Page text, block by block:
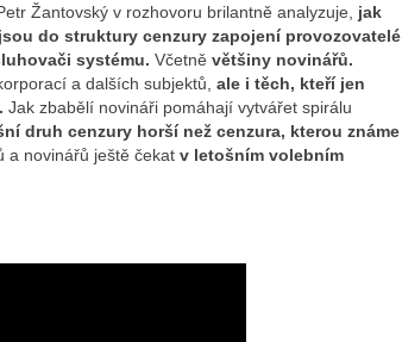
Žantovský v rozhovoru brilantně analyzuje, jak
do struktury cenzury zapojení provozovatelé
systému. Včetně většiny novinářů.
a dalších subjektů, ale i těch, kteří jen
Jak zbabělí novináři pomáhají vytvářet spirálu
druh cenzury horší než cenzura, kterou známe
a novinářů ještě čekat v letošním volebním